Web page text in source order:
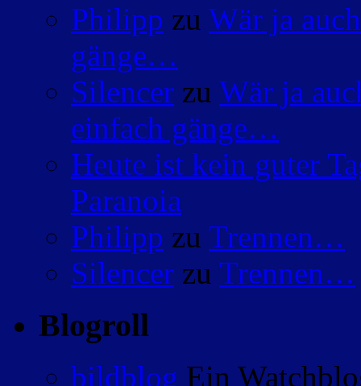
Philipp zu Wär ja
gänge…
Silencer zu Wär ja
einfach gänge…
Heute ist kein guter
Paranoia
Philipp zu Trennen…
Silencer zu Trennen…
Blogroll
bildblog Ein